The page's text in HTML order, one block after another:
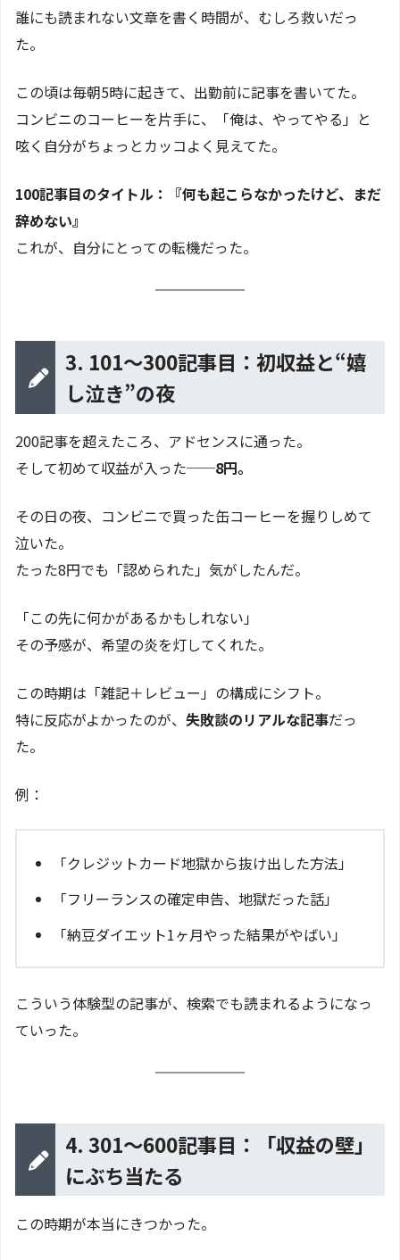
誰にも読まれない文章を書く時間が、むしろ救いだっ
た。
この頃は毎朝5時に起きて、出勤前に記事を書いてた。
コンビニのコーヒーを片手に、「俺は、やってやる」と
呟く自分がちょっとカッコよく見えてた。
100記事目のタイトル：『何も起こらなかったけど、まだ
辞めない』
これが、自分にとっての転機だった。
3. 101〜300記事目：初収益と“嬉
し泣き”の夜
200記事を超えたころ、アドセンスに通った。
そして初めて収益が入った──8円。
その日の夜、コンビニで買った缶コーヒーを握りしめて
泣いた。
たった8円でも「認められた」気がしたんだ。
「この先に何かがあるかもしれない」
その予感が、希望の炎を灯してくれた。
この時期は「雑記＋レビュー」の構成にシフト。
特に反応がよかったのが、 失敗談のリアルな記事だっ
た。
例：
「クレジットカード地獄から抜け出した方法」
「フリーランスの確定申告、地獄だった話」
「納豆ダイエット1ヶ月やった結果がやばい」
こういう体験型の記事が、検索でも読まれるようになっ
ていった。
4. 301〜600記事目：「収益の壁」
にぶち当たる
この時期が本当にきつかった。